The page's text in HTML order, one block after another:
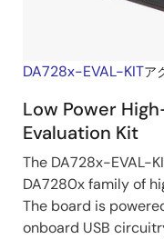
DA728x-EVAL-KITア
Low Power
Evaluation Kit
The DA728x-EVAL-
DA7280x family of
The board is
onboard USB